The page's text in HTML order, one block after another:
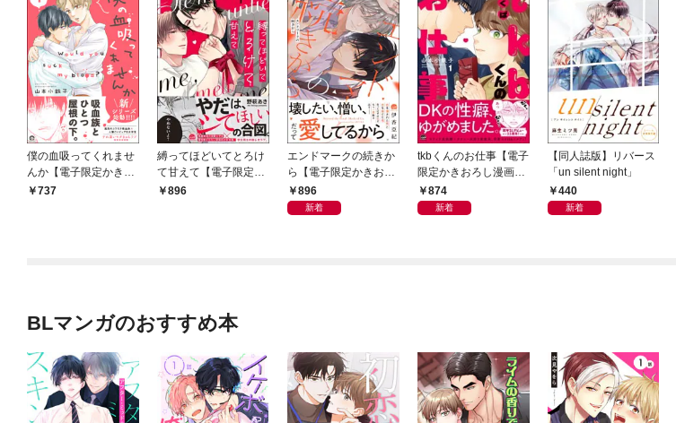
僕の血吸ってくれませ
んか【電子限定かきお
ろし漫画付】 1
737
縛ってほどいてとろけ
て甘えて【電子限定か
きおろし漫画付】
896
エンドマークの続きか
ら【電子限定かきおろ
し漫画付】
896
新着
tkbくんのお仕事【電子
限定かきおろし漫画
付】 （1）
874
新着
【同人誌版】リバース
「un silent night」
440
新着
BLマンガのおすすめ本